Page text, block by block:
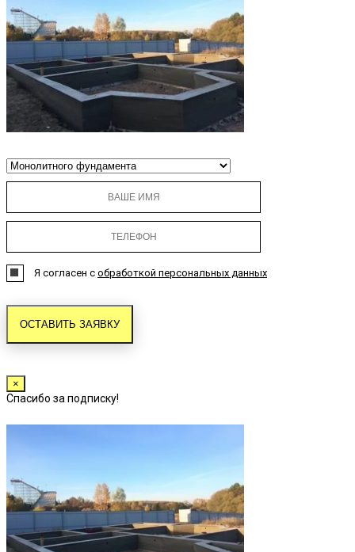
Я согласен с обработкой персональных данных
×
Спасибо за подписку!